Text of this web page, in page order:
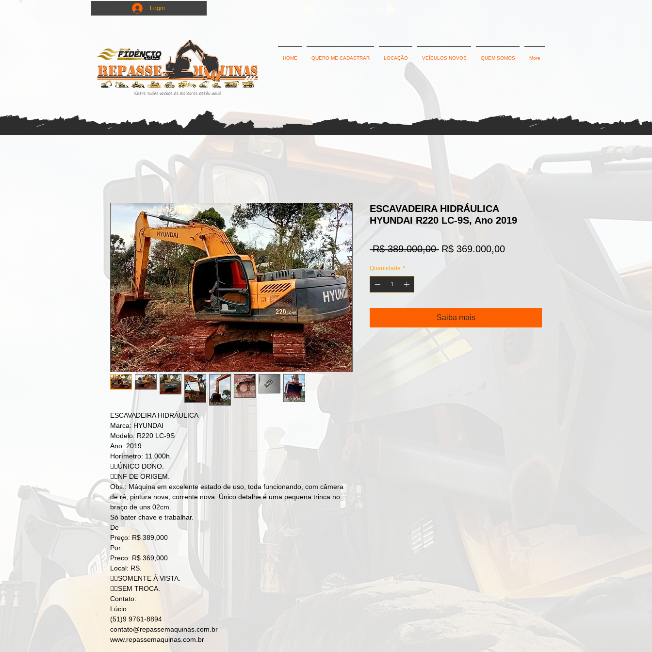
Login
HOME QUERO ME CADASTRAR LOCAÇÃO VEÍCULOS NOVOS QUEM SOMOS More
ESCAVADEIRA HIDRÁULICA
Marca: HYUNDAI
Modelo: R220 LC-9S
Ano: 2019
Horímetro: 11.000h.
👉🏻ÚNICO DONO.
👉🏻NF DE ORIGEM.
Obs.: Máquina em excelente estado de uso, toda funcionando, com câmera
de ré, pintura nova, corrente nova. Único detalhe é uma pequena trinca no
braço de uns 02cm.
Só bater chave e trabalhar.
De
Preço: R$ 389,000
Por
Preco: R$ 369,000
Local: RS.
👉🏻SOMENTE À VISTA.
👉🏻SEM TROCA.
Contato:
Lúcio
(51)9 9761-8894
contato@repassemaquinas.com.br
www.repassemaquinas.com.br
ESCAVADEIRA HIDRÁULICA
HYUNDAI R220 LC-9S, Ano 2019
R$ 389.000,00 Preço
R$ 369.000,00Preço
Quantidade *
Saiba mais